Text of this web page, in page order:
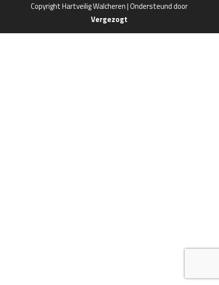
Copyright Hartveilig Walcheren | Ondersteund door
Vergezogt